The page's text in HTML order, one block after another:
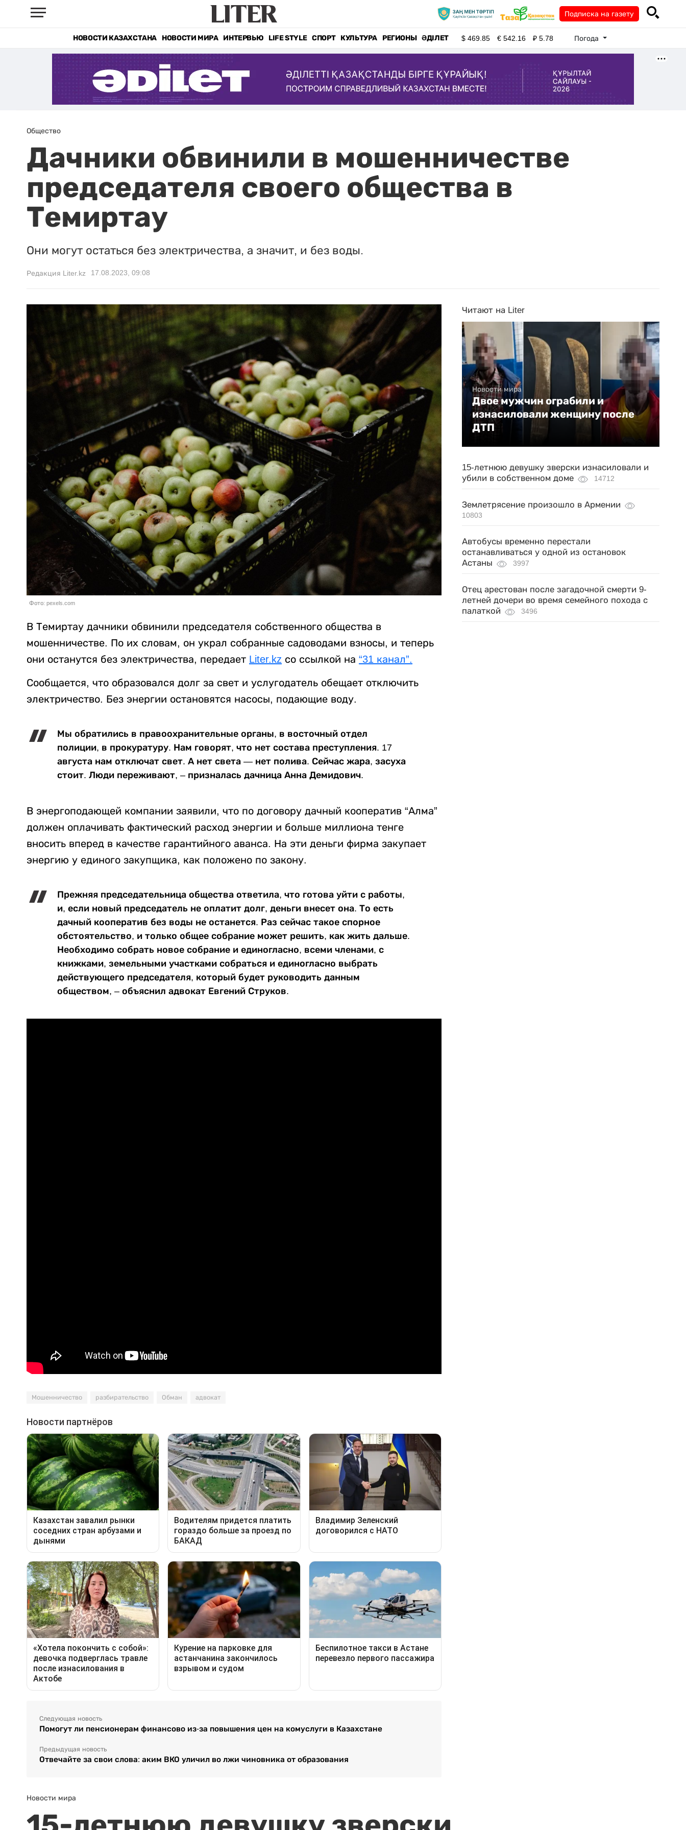
Подписка на газету
НОВОСТИ КАЗАХСТАНА НОВОСТИ МИРА ИНТЕРВЬЮ LIFE STYLE СПОРТ КУЛЬТУРА РЕГИОНЫ ӘДІЛЕТ $469.85 €542.16 ₽5.78 Погода
Общество
Дачники обвинили в мошенничестве
председателя своего общества в
Темиртау
Они могут остаться без электричества, а значит, и без воды.
Редакция Liter.kz 17.08.2023, 09:08
Фото: pexels.com
В Темиртау дачники обвинили председателя собственного общества в
мошенничестве. По их словам, он украл собранные садоводами взносы, и теперь
они останутся без электричества, передает Liter.kz со ссылкой на “31 канал”.
Сообщается, что образовался долг за свет и услугодатель обещает отключить
электричество. Без энергии остановятся насосы, подающие воду.
Мы обратились в правоохранительные органы, в восточный отдел
полиции, в прокуратуру. Нам говорят, что нет состава преступления. 17
августа нам отключат свет. А нет света — нет полива. Сейчас жара, засуха
стоит. Люди переживают, – призналась дачница Анна Демидович.
В энергоподающей компании заявили, что по договору дачный кооператив “Алма”
должен оплачивать фактический расход энергии и больше миллиона тенге
вносить вперед в качестве гарантийного аванса. На эти деньги фирма закупает
энергию у единого закупщика, как положено по закону.
Прежняя председательница общества ответила, что готова уйти с работы,
и, если новый председатель не оплатит долг, деньги внесет она. То есть
дачный кооператив без воды не останется. Раз сейчас такое спорное
обстоятельство, и только общее собрание может решить, как жить дальше.
Необходимо собрать новое собрание и единогласно, всеми членами, с
книжками, земельными участками собраться и единогласно выбрать
действующего председателя, который будет руководить данным
обществом, – объяснил адвокат Евгений Струков.
Мошенничество разбирательство Обман адвокат
Следующая новость
Помогут ли пенсионерам финансово из-за повышения цен на комуслуги в Казахстане
Предыдущая новость
Отвечайте за свои слова: аким ВКО уличил во лжи чиновника от образования
Читают на Liter
Новости мира
Двое мужчин ограбили и
изнасиловали женщину после
ДТП
15-летнюю девушку зверски изнасиловали и
убили в собственном доме
14712
Землетрясение произошло в Армении
10803
Автобусы временно перестали
останавливаться у одной из остановок
Астаны
3997
Отец арестован после загадочной смерти 9-
летней дочери во время семейного похода с
палаткой
3496
Новости мира